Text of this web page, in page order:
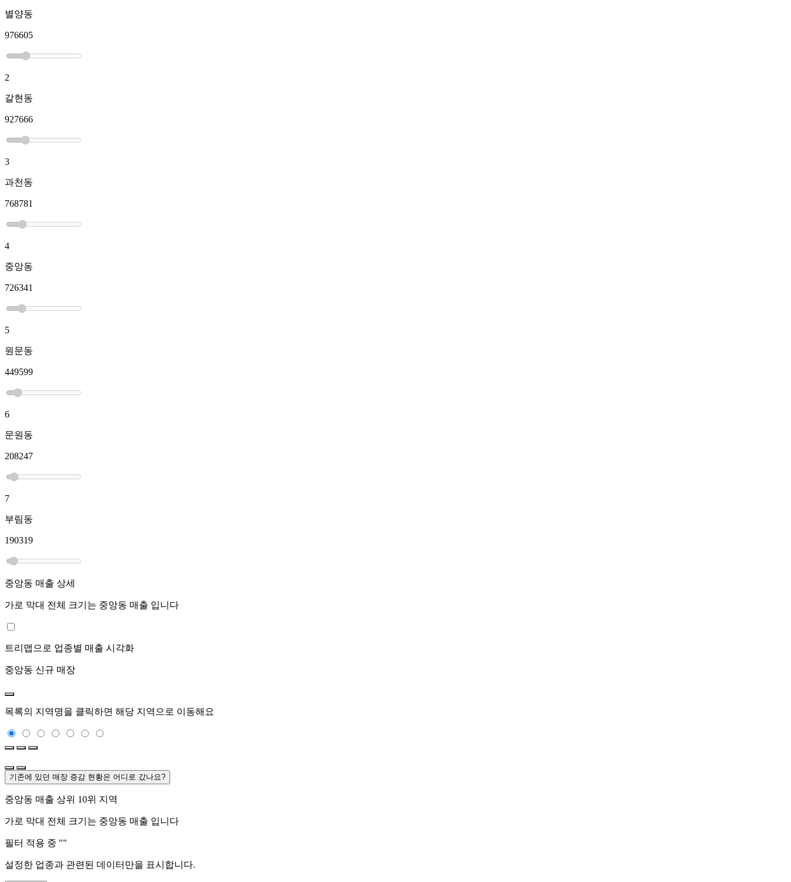
별양동
976605
2
갈현동
927666
3
과천동
768781
4
중앙동
726341
5
원문동
449599
6
문원동
208247
7
부림동
190319
중앙동 매출 상세
가로 막대 전체 크기는 중앙동 매출 입니다
트리맵으로 업종별 매출 시각화
중앙동 신규 매장
목록의 지역명을 클릭하면 해당 지역으로 이동해요
기존에 있던 매장 증감 현황은 어디로 갔나요?
중앙동 매출 상위 10위 지역
가로 막대 전체 크기는 중앙동 매출 입니다
필터 적용 중 ""
설정한 업종과 관련된 데이터만을 표시합니다.